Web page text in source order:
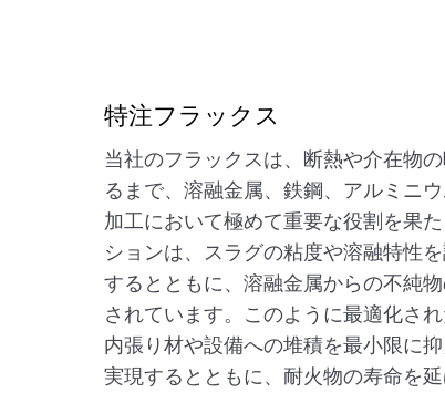
特注フラックス
当社のフラックスは、断熱や介在物
るまで、溶融金属、鉄鋼、アルミニ
加工において極めて重要な役割を果
ションは、スラグの粘度や溶融特性
するとともに、溶融金属からの不純
されています。このように最適化さ
内張り材や設備への堆積を最小限に
実現するとともに、耐火物の寿命を延